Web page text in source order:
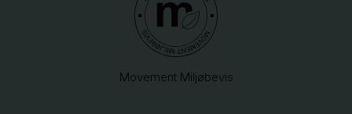
Movement Miljøbevis